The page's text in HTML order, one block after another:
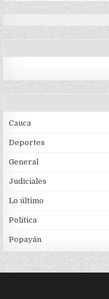
Cauca
Deportes
General
Judiciales
Lo último
Política
Popayán